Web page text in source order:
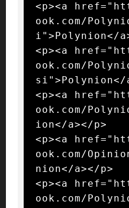
<p><a
ook.com/
i">Polynion</
<p><a
ook.com/
si">Polynion</
<p><a
ook.com/
ion</a></p>
<p><a
ook.com/
nion</a></p>
<p><a
ook.com/